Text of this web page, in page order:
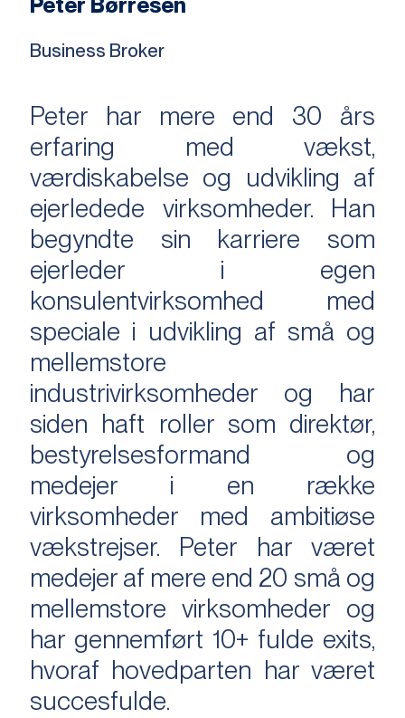
Business Broker
Peter har mere end 30 års
erfaring med vækst,
værdiskabelse og udvikling af
ejerledede virksomheder. Han
begyndte sin karriere som
ejerleder i egen
konsulentvirksomhed med
speciale i udvikling af små og
mellemstore
industrivirksomheder og har
siden haft roller som direktør,
bestyrelsesformand og
medejer i en række
virksomheder med ambitiøse
vækstrejser. Peter har været
medejer af mere end 20 små og
mellemstore virksomheder og
har gennemført 10+ fulde exits,
hvoraf hovedparten har været
succesfulde.